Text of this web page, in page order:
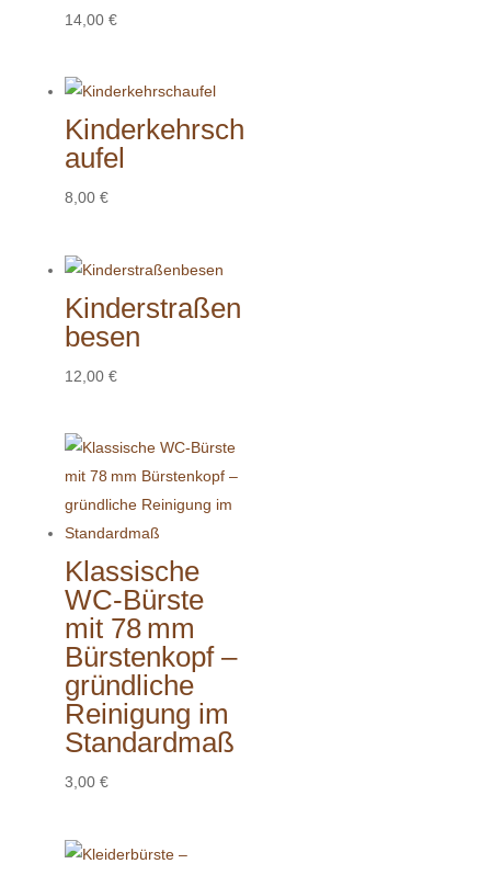
14,00 €
Kinderkehrsch
aufel
8,00 €
Kinderstraßen
besen
12,00 €
Klassische
WC-Bürste
mit 78 mm
Bürstenkopf –
gründliche
Reinigung im
Standardmaß
3,00 €